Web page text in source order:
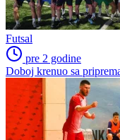
Futsal
pre 2 godine
Doboj krenuo sa